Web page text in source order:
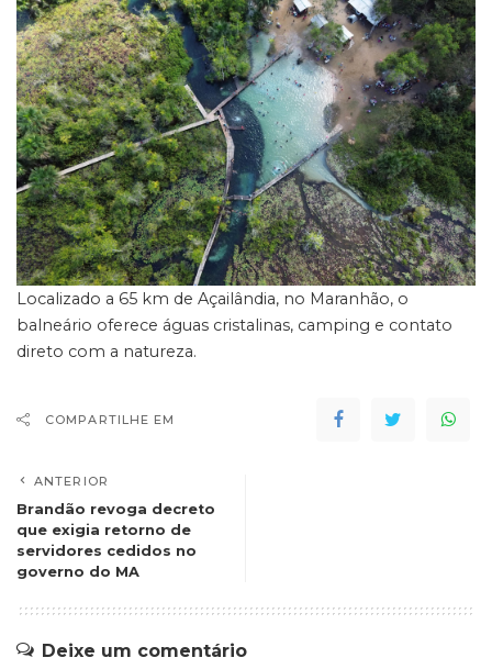
Localizado a 65 km de Açailândia, no Maranhão, o
balneário oferece águas cristalinas, camping e contato
direto com a natureza.
COMPARTILHE EM
ANTERIOR
Brandão revoga decreto
que exigia retorno de
servidores cedidos no
governo do MA
Deixe um comentário